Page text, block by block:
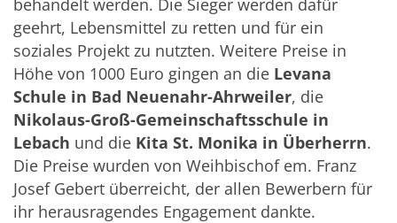
geehrt, Lebensmittel zu retten und für ein
soziales Projekt zu nutzten. Weitere Preise in
Höhe von 1000 Euro gingen an die Levana
Schule in Bad Neuenahr-Ahrweiler, die
Nikolaus-Groß-Gemeinschaftsschule in
Lebach und die Kita St. Monika in Überherrn.
Die Preise wurden von Weihbischof em. Franz
Josef Gebert überreicht, der allen Bewerbern für
ihr herausragendes Engagement dankte.